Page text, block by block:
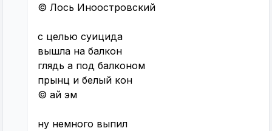
© Лось Иноостровский
с целью суицида
вышла на балкон
глядь а под балконом
прынц и белый кон
© ай эм
ну немного выпил